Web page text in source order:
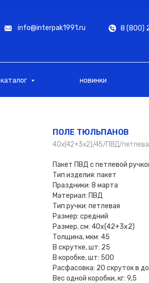
info@interpak1991.ru 8 (800)
каталог новинки
ПОЛЕ ТЮЛЬПАНОВ
40х(42+3х2)/45/ПВД/
Пакет ПВД с петлевой
Тип изделия: пакет
Праздники: 8 марта
Материал: ПВД
Тип ручки: петлевая
Размер: средний
Размер, см: 40х(42+3х2)
Толщина, мкм: 45
В скрутке, шт: 25
В коробке, шт: 500
Расфасовка: 20 скруток в
Вес одной коробки, кг: 9,5